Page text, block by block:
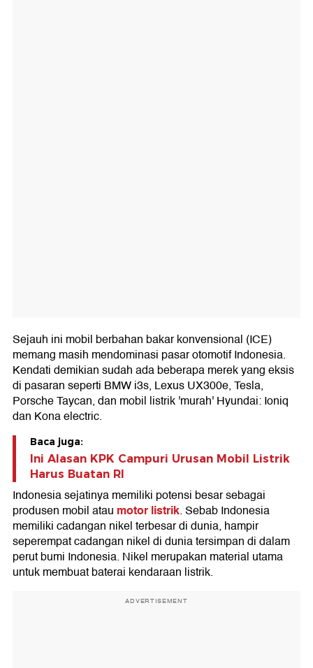
Sejauh ini mobil berbahan bakar konvensional (ICE)
memang masih mendominasi pasar otomotif Indonesia.
Kendati demikian sudah ada beberapa merek yang eksis
di pasaran seperti BMW i3s, Lexus UX300e, Tesla,
Porsche Taycan, dan mobil listrik 'murah' Hyundai: Ioniq
dan Kona electric.
Baca juga:
Ini Alasan KPK Campuri Urusan Mobil Listrik
Harus Buatan RI
Indonesia sejatinya memiliki potensi besar sebagai
produsen mobil atau motor listrik. Sebab Indonesia
memiliki cadangan nikel terbesar di dunia, hampir
seperempat cadangan nikel di dunia tersimpan di dalam
perut bumi Indonesia. Nikel merupakan material utama
untuk membuat baterai kendaraan listrik.
ADVERTISEMENT